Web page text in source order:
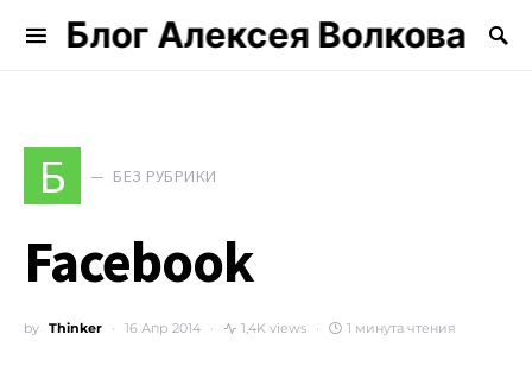
Блог Алексея Волкова
Search for:
Б БЕЗ РУБРИКИ
Facebook
by Thinker 16 Апр 2014 1,4K views 1 минута чтения